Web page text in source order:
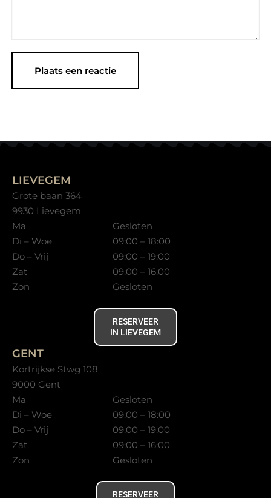
LIEVEGEM
Grote baan 364
9930 Lievegem
Ma
Gesloten
Di – Woe
09:00 – 18:00
Do – Vrij
09:00 – 19:00
Zat
09:00 – 16:00
Zon
Gesloten
RESERVEER
IN LIEVEGEM
GENT
Kortrijkse Stwg 108
9000 Gent
Ma
Gesloten
Di – Woe
09:00 – 18:00
Do – Vrij
09:00 – 19:00
Zat
09:00 – 16:00
Zon
Gesloten
RESERVEER